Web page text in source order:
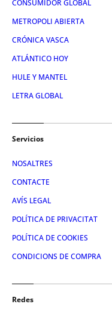
CONSUMIDOR GLOBAL
METROPOLI ABIERTA
CRÓNICA VASCA
ATLÁNTICO HOY
HULE Y MANTEL
LETRA GLOBAL
Servicios
NOSALTRES
CONTACTE
AVÍS LEGAL
POLÍTICA DE PRIVACITAT
POLÍTICA DE COOKIES
CONDICIONS DE COMPRA
Redes